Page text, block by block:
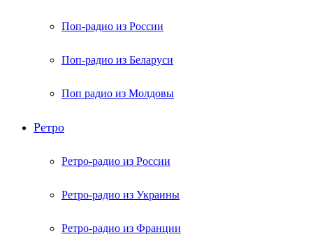
Поп-радио из России
Поп-радио из Беларуси
Поп радио из Молдовы
Ретро
Ретро-радио из России
Ретро-радио из Украины
Ретро-радио из Франции